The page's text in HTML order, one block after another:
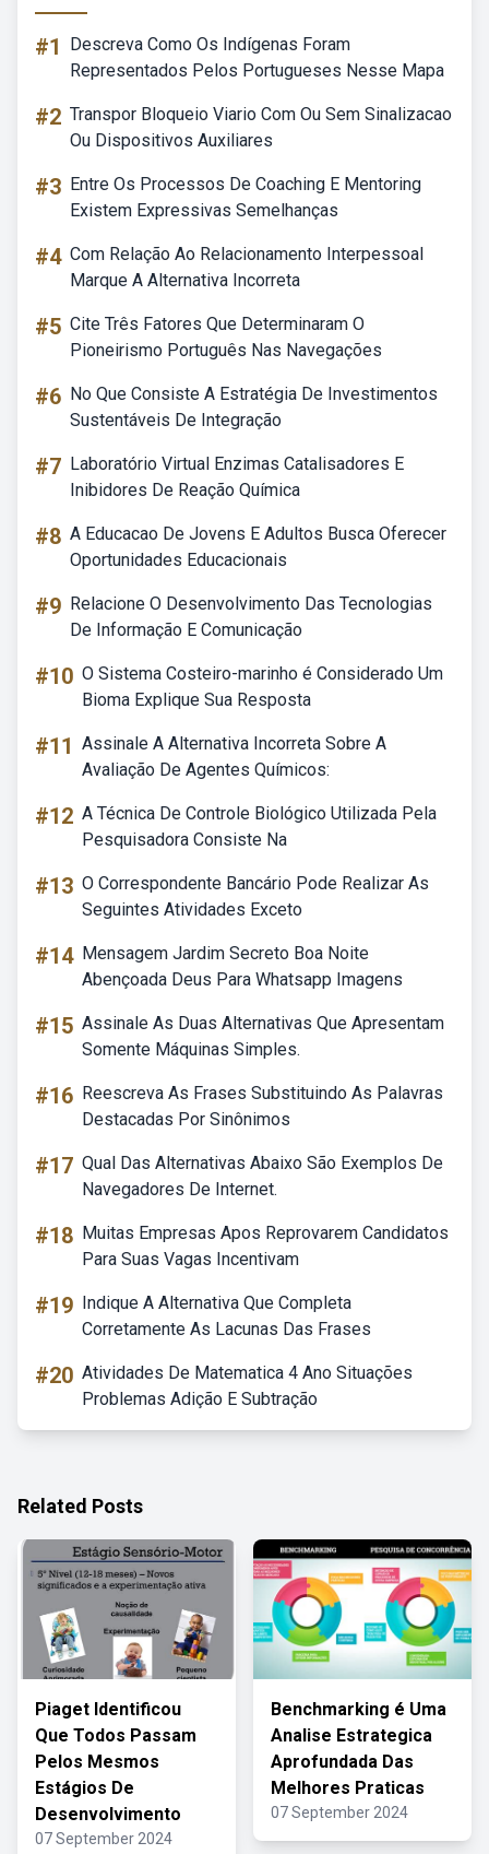
#1
Descreva Como Os Indígenas Foram
Representados Pelos Portugueses Nesse Mapa
#2 Transpor Bloqueio Viario Com Ou Sem Sinalizacao
Ou Dispositivos Auxiliares
#3 Entre Os Processos De Coaching E Mentoring
Existem Expressivas Semelhanças
#4 Com Relação Ao Relacionamento Interpessoal
Marque A Alternativa Incorreta
#5 Cite Três Fatores Que Determinaram O
Pioneirismo Português Nas Navegações
#6 No Que Consiste A Estratégia De Investimentos
Sustentáveis De Integração
#7 Laboratório Virtual Enzimas Catalisadores E
Inibidores De Reação Química
#8 A Educacao De Jovens E Adultos Busca Oferecer
Oportunidades Educacionais
#9 Relacione O Desenvolvimento Das Tecnologias
De Informação E Comunicação
#10 O Sistema Costeiro-marinho é Considerado Um
Bioma Explique Sua Resposta
#11 Assinale A Alternativa Incorreta Sobre A
Avaliação De Agentes Químicos:
#12 A Técnica De Controle Biológico Utilizada Pela
Pesquisadora Consiste Na
#13 O Correspondente Bancário Pode Realizar As
Seguintes Atividades Exceto
#14 Mensagem Jardim Secreto Boa Noite
Abençoada Deus Para Whatsapp Imagens
#15 Assinale As Duas Alternativas Que Apresentam
Somente Máquinas Simples.
#16 Reescreva As Frases Substituindo As Palavras
Destacadas Por Sinônimos
#17 Qual Das Alternativas Abaixo São Exemplos De
Navegadores De Internet.
#18 Muitas Empresas Apos Reprovarem Candidatos
Para Suas Vagas Incentivam
#19 Indique A Alternativa Que Completa
Corretamente As Lacunas Das Frases
#20 Atividades De Matematica 4 Ano Situações
Problemas Adição E Subtração
Related Posts
Piaget Identificou
Que Todos Passam
Pelos Mesmos
Estágios De
Desenvolvimento
07 September 2024
Benchmarking é Uma
Analise Estrategica
Aprofundada Das
Melhores Praticas
07 September 2024